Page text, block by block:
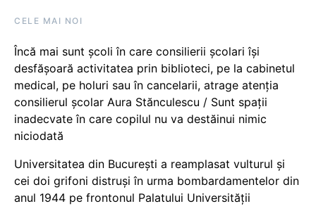
CELE MAI NOI
Încă mai sunt școli în care consilierii școlari își
desfășoară activitatea prin biblioteci, pe la cabinetul
medical, pe holuri sau în cancelarii, atrage atenția
consilierul școlar Aura Stănculescu / Sunt spații
inadecvate în care copilul nu va destăinui nimic
niciodată
Universitatea din București a reamplasat vulturul și
cei doi grifoni distruși în urma bombardamentelor din
anul 1944 pe frontonul Palatului Universității